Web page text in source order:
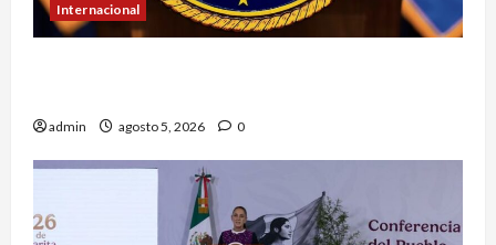
Internacional
admin agosto 5, 2026 0